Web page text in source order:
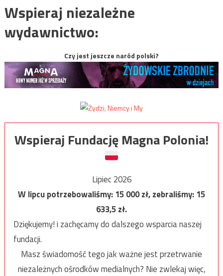
Wspieraj niezależne
wydawnictwo:
Czy jest jeszcze naród polski?
Wspieraj Fundację Magna Polonia!
Lipiec 2026
W lipcu potrzebowaliśmy:15 000zł, zebraliśmy:15
633,5zł.
Dziękujemy! i zachęcamy do dalszego wsparcia naszej
fundacji.
Masz świadomość tego jak ważne jest przetrwanie
niezależnych ośrodków medialnych? Nie zwlekaj więc,